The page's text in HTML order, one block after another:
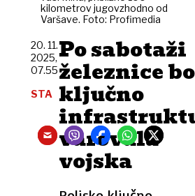
kilometrov jugovzhodno od
Varšave. Foto: Profimedia
Po sabotaži
železnice bo
ključno
varovala
vojska
20. 11.
2025,
07.55
STA